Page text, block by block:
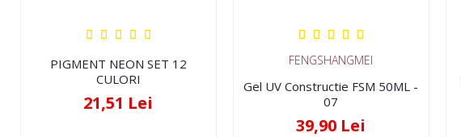
PIGMENT NEON SET 12
CULORI
21,51 Lei
FENGSHANGMEI
Gel UV Constructie FSM 50ML -
07
39,90 Lei